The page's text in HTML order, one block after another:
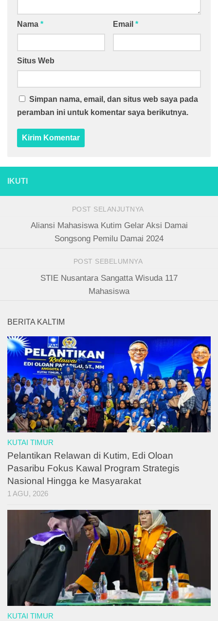
Nama * Email *
Situs Web
Simpan nama, email, dan situs web saya pada
peramban ini untuk komentar saya berikutnya.
IKUTI
POST SELANJUTNYA
Aliansi Mahasiswa Kutim Gelar Aksi Damai
Songsong Pemilu Damai 2024
POST SEBELUMNYA
STIE Nusantara Sangatta Wisuda 117
Mahasiswa
BERITA KALTIM
KUTAI TIMUR
Pelantikan Relawan di Kutim, Edi Oloan
Pasaribu Fokus Kawal Program Strategis
Nasional Hingga ke Masyarakat
1 AGU, 2026
KUTAI TIMUR